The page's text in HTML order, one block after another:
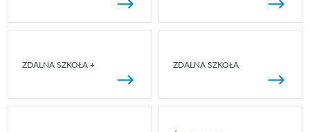
ZDALNA SZKOŁA + ZDALNA SZKOŁA